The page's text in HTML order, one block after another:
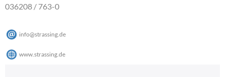
036208 / 763-0
info@strassing.de
www.strassing.de